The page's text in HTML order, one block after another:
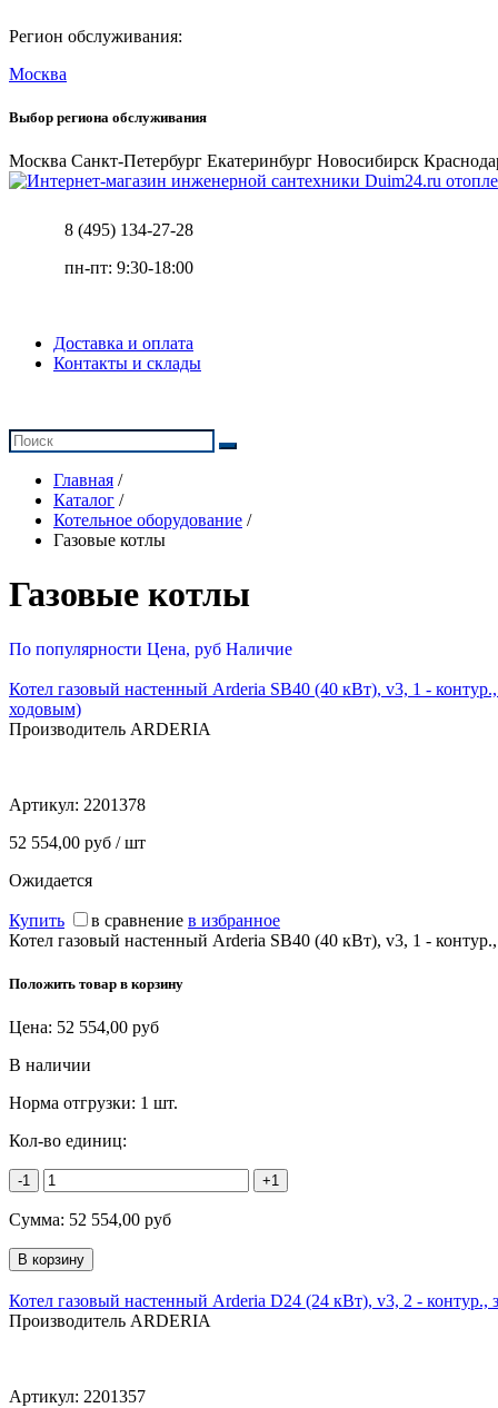
Регион обслуживания:
Москва
Выбор региона обслуживания
Москва Санкт-Петербург Екатеринбург Новосибирск
8 (495) 134-27-28
пн-пт: 9:30-18:00
Доставка и оплата
Контакты и склады
Главная /
Каталог /
Котельное оборудование /
Газовые котлы
Газовые котлы
По популярности Цена, руб Наличие
Котел газовый настенный Arderia SB40 (40 кВт), v3, 1 -
ходовым)
Производитель ARDERIA
Артикул: 2201378
52 554,00 руб / шт
Ожидается
Купить в сравнение в избранное
Котел газовый настенный Arderia SB40 (40 кВт), v3, 1 -
Положить товар в корзину
Цена: 52 554,00 руб
В наличии
Норма отгрузки: 1 шт.
Кол-во единиц:
-1 +1
Сумма: 52 554,00 руб
Котел газовый настенный Arderia D24 (24 кВт), v3, 2 - контур.,
Производитель ARDERIA
Артикул: 2201357